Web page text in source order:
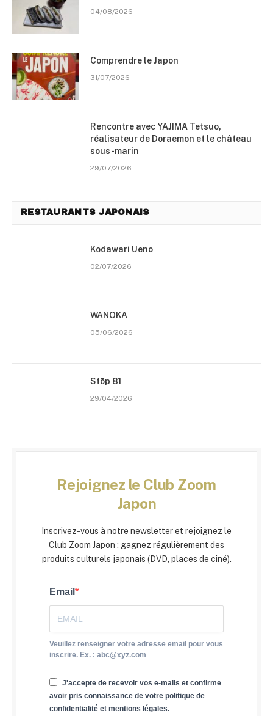
04/08/2026
Comprendre le Japon
31/07/2026
Rencontre avec YAJIMA Tetsuo,
réalisateur de Doraemon et le château
sous-marin
29/07/2026
RESTAURANTS JAPONAIS
Kodawari Ueno
02/07/2026
WANOKA
05/06/2026
Stōp 81
29/04/2026
Rejoignez le Club Zoom
Japon
Inscrivez-vous à notre newsletter et rejoignez le
Club Zoom Japon : gagnez régulièrement des
produits culturels japonais (DVD, places de ciné).
Email
Veuillez renseigner votre adresse email pour vous
inscrire. Ex. : abc@xyz.com
J'accepte de recevoir vos e-mails et confirme
avoir pris connaissance de votre politique de
confidentialité et mentions légales.